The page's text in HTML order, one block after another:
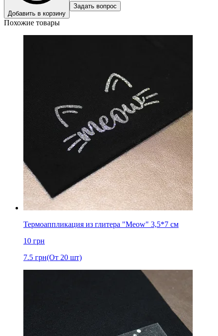
Добавить в корзину
Задать вопрос
Похожие товары
Термоаппликация из глитера "Meow" 3,5*7 см
10 грн
7.5 грн(От 20 шт)